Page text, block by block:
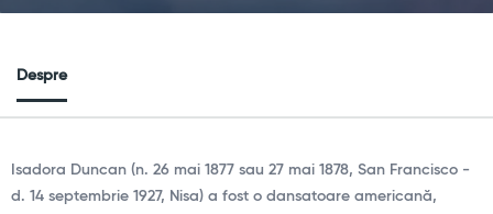
Despre
Isadora Duncan (n. 26 mai 1877 sau 27 mai 1878, San Francisco -
d. 14 septembrie 1927, Nisa) a fost o dansatoare americană,